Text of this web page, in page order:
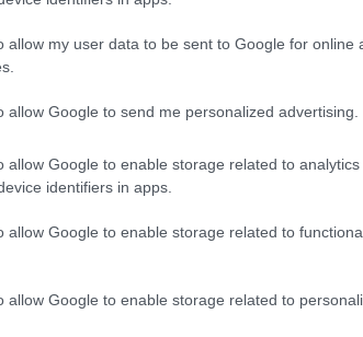
allow my user data to be sent to Google for online
allow Google to send me personalized advertising.
allow Google to enable storage related to
identifiers in apps.
allow Google to enable storage related to
allow Google to enable storage related to